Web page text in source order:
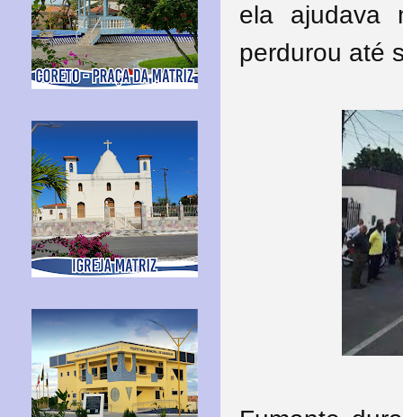
ela ajudava
perdurou até